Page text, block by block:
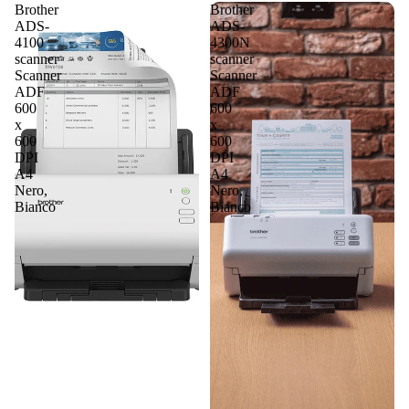
Brother
ADS-
4100
scanner
Scanner
ADF
600
x
600
DPI
A4
Nero,
Bianco
Brother
ADS-
4300N
scanner
Scanner
ADF
600
x
600
DPI
A4
Nero,
Bianco